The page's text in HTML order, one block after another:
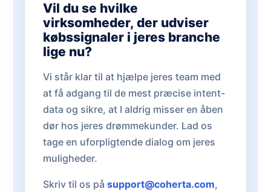
Vil du se hvilke
virksomheder, der udviser
købssignaler i jeres branche
lige nu?
Vi står klar til at hjælpe jeres team med
at få adgang til de mest præcise intent-
data og sikre, at I aldrig misser en åben
dør hos jeres drømmekunder. Lad os
tage en uforpligtende dialog om jeres
muligheder.
Skriv til os på support@coherta.com,